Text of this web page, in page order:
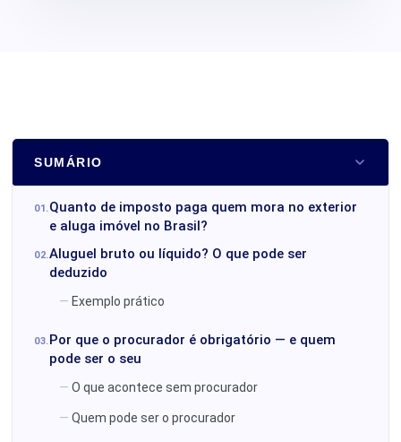
SUMÁRIO
Quanto de imposto paga quem mora no exterior
e aluga imóvel no Brasil?
Aluguel bruto ou líquido? O que pode ser
deduzido
Exemplo prático
Por que o procurador é obrigatório — e quem
pode ser o seu
O que acontece sem procurador
Quem pode ser o procurador